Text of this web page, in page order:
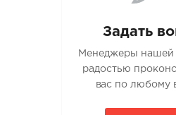
Задать
Менеджеры нашей
радостью
вас по любому